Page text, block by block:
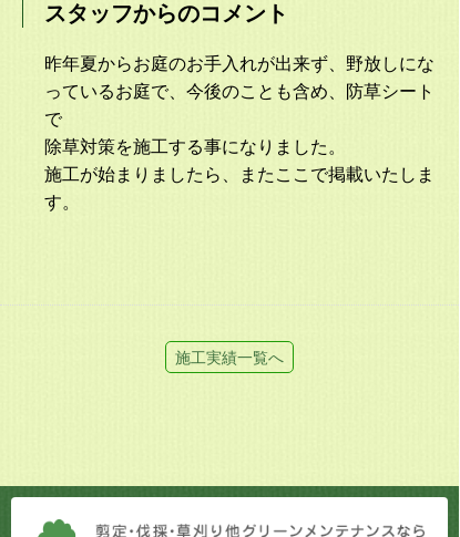
スタッフからのコメント
昨年夏からお庭のお手入れが出来ず、野放しにな
っているお庭で、今後のことも含め、防草シート
で
除草対策を施工する事になりました。
施工が始まりましたら、またここで掲載いたしま
す。
施工実績一覧へ